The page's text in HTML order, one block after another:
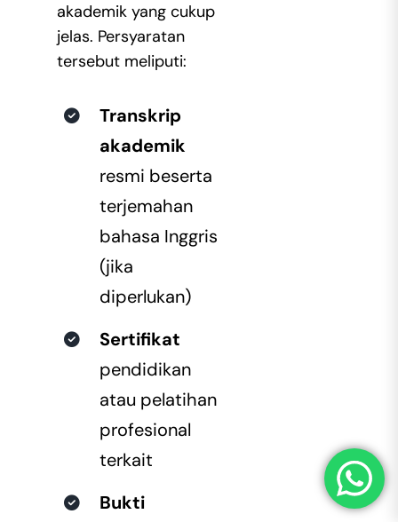
akademik yang cukup
jelas. Persyaratan
tersebut meliputi:
Transkrip
akademik
resmi beserta
terjemahan
bahasa Inggris
(jika
diperlukan)
Sertifikat
pendidikan
atau pelatihan
profesional
terkait
Bukti